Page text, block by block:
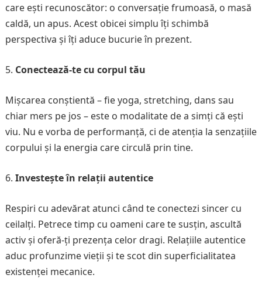
care ești recunoscător: o conversație frumoasă, o masă
caldă, un apus. Acest obicei simplu îți schimbă
perspectiva și îți aduce bucurie în prezent.
Conectează-te cu corpul tău
Mișcarea conștientă – fie yoga, stretching, dans sau
chiar mers pe jos – este o modalitate de a simți că ești
viu. Nu e vorba de performanță, ci de atenția la senzațiile
corpului și la energia care circulă prin tine.
Investește în relații autentice
Respiri cu adevărat atunci când te conectezi sincer cu
ceilalți. Petrece timp cu oameni care te susțin, ascultă
activ și oferă-ți prezența celor dragi. Relațiile autentice
aduc profunzime vieții și te scot din superficialitatea
existenței mecanice.